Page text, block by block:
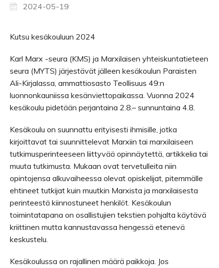
2024-05-19
Kutsu kesäkouluun 2024
Karl Marx -seura (KMS) ja Marxilaisen yhteiskuntatieteen
seura (MYTS) järjestävät jälleen kesäkoulun Paraisten
Ali-Kirjalassa, ammattiosasto Teollisuus 49:n
luonnonkauniissa kesänviettopaikassa. Vuonna 2024
kesäkoulu pidetään perjantaina 2.8.– sunnuntaina 4.8.
Kesäkoulu on suunnattu erityisesti ihmisille, jotka
kirjoittavat tai suunnittelevat Marxiin tai marxilaiseen
tutkimusperinteeseen liittyvää opinnäytettä, artikkelia tai
muuta tutkimusta. Mukaan ovat tervetulleita niin
opintojensa alkuvaiheessa olevat opiskelijat, pitemmälle
ehtineet tutkijat kuin muutkin Marxista ja marxilaisesta
perinteestä kiinnostuneet henkilöt. Kesäkoulun
toimintatapana on osallistujien tekstien pohjalta käytävä
kriittinen mutta kannustavassa hengessä etenevä
keskustelu.
Kesäkoulussa on rajallinen määrä paikkoja. Jos